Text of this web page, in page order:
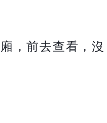
，前去查看，沒